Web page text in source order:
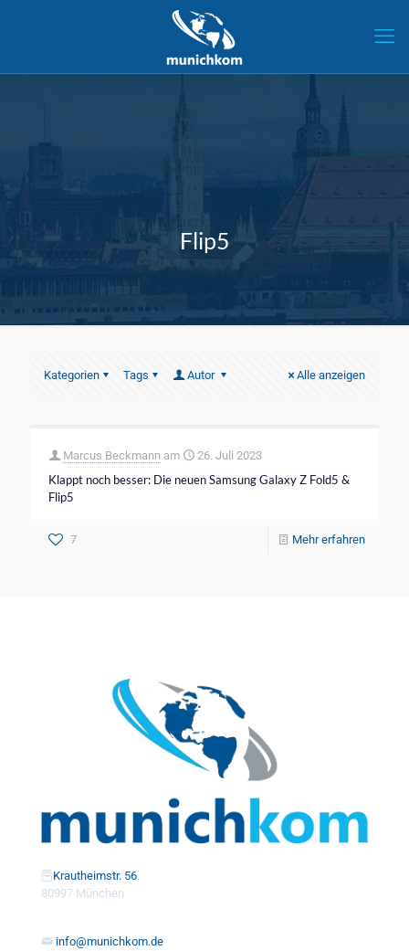
Flip5
Kategorien Tags Autor Alle anzeigen
Marcus Beckmann am 26. Juli 2023
Klappt noch besser: Die neuen Samsung Galaxy Z Fold5 &
Flip5
7 Mehr erfahren
Krautheimstr. 56
80997 München
info@munichkom.de